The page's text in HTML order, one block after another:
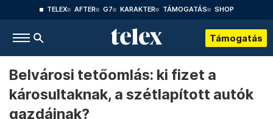
TELEX AFTER G7 KARAKTER TÁMOGATÁS SHOP
Támogatás
Belvárosi tetőomlás: ki fizet a
károsultaknak, a szétlapított autók
gazdáinak?